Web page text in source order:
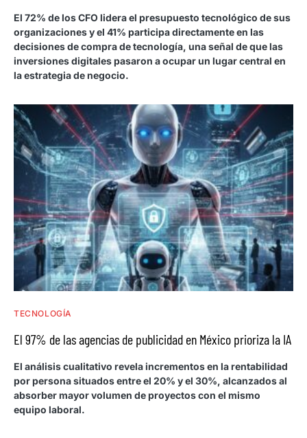
El 72% de los CFO lidera el presupuesto tecnológico de sus
organizaciones y el 41% participa directamente en las
decisiones de compra de tecnología, una señal de que las
inversiones digitales pasaron a ocupar un lugar central en
la estrategia de negocio.
TECNOLOGÍA
El 97% de las agencias de publicidad en México prioriza la IA
El análisis cualitativo revela incrementos en la rentabilidad
por persona situados entre el 20% y el 30%, alcanzados al
absorber mayor volumen de proyectos con el mismo
equipo laboral.